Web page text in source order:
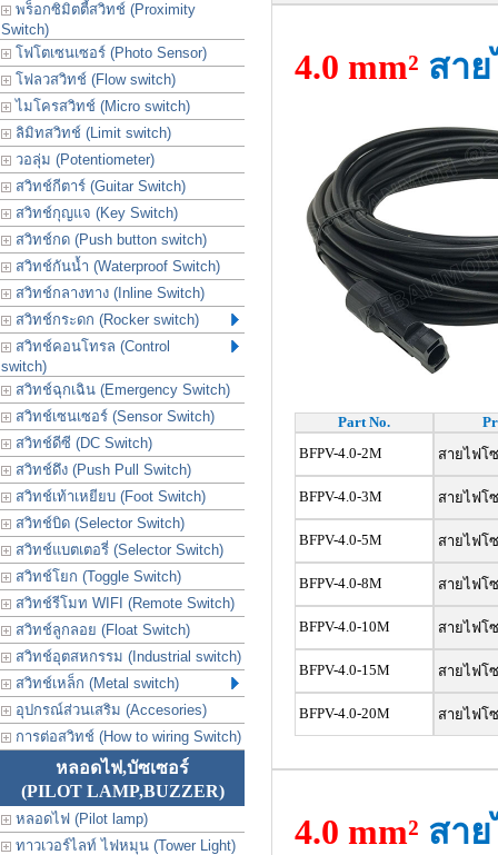
พร็อกซิมิตตี้สวิทช์ (Proximity
Switch)
โฟโตเซนเซอร์ (Photo Sensor)
โฟลวสวิทช์ (Flow switch)
ไมโครสวิทช์ (Micro switch)
ลิมิทสวิทช์ (Limit switch)
วอลุ่ม (Potentiometer)
สวิทช์กีตาร์ (Guitar Switch)
สวิทช์กุญแจ (Key Switch)
สวิทช์กด (Push button switch)
สวิทช์กันน้ำ (Waterproof Switch)
สวิทช์กลางทาง (Inline Switch)
สวิทช์กระดก (Rocker switch)
สวิทช์คอนโทรล (Control
switch)
สวิทช์ฉุกเฉิน (Emergency Switch)
สวิทช์เซนเซอร์ (Sensor Switch)
สวิทช์ดีซี (DC Switch)
สวิทช์ดึง (Push Pull Switch)
สวิทช์เท้าเหยียบ (Foot Switch)
สวิทช์บิด (Selector Switch)
สวิทช์แบตเตอรี่ (Selector Switch)
สวิทช์โยก (Toggle Switch)
สวิทช์รีโมท WIFI (Remote Switch)
สวิทช์ลูกลอย (Float Switch)
สวิทช์อุตสหกรรม (Industrial switch)
สวิทช์เหล็ก (Metal switch)
อุปกรณ์ส่วนเสริม (Accesories)
การต่อสวิทช์ (How to wiring Switch)
หลอดไฟ,บัซเซอร์
(PILOT LAMP,BUZZER)
หลอดไฟ (Pilot lamp)
ทาวเวอร์ไลท์ ไฟหมุน (Tower Light)
4.0 mm² สา
Part No.
BFPV-4.0-2M
สายไฟโ
BFPV-4.0-3M สายไฟโ
BFPV-4.0-5M สายไฟโ
BFPV-4.0-8M สายไฟโ
BFPV-4.0-10M สายไฟโ
BFPV-4.0-15M สายไฟโ
BFPV-4.0-20M สายไฟโ
4.0 mm² สาย